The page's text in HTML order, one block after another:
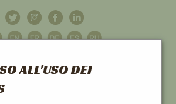
ALL'USO DEI